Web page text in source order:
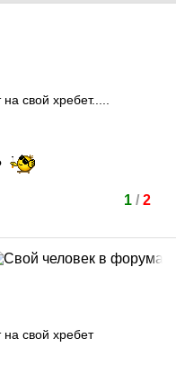
свой хребет.....
1/ 2
на свой хребет